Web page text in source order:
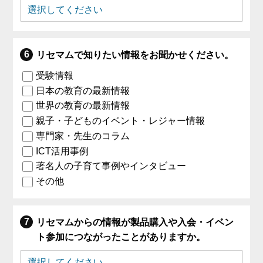
リセマムで知りたい情報をお聞かせください。
受験情報
日本の教育の最新情報
世界の教育の最新情報
親子・子どものイベント・レジャー情報
専門家・先生のコラム
ICT活用事例
著名人の子育て事例やインタビュー
その他
リセマムからの情報が製品購入や入会・イベン
ト参加につながったことがありますか。